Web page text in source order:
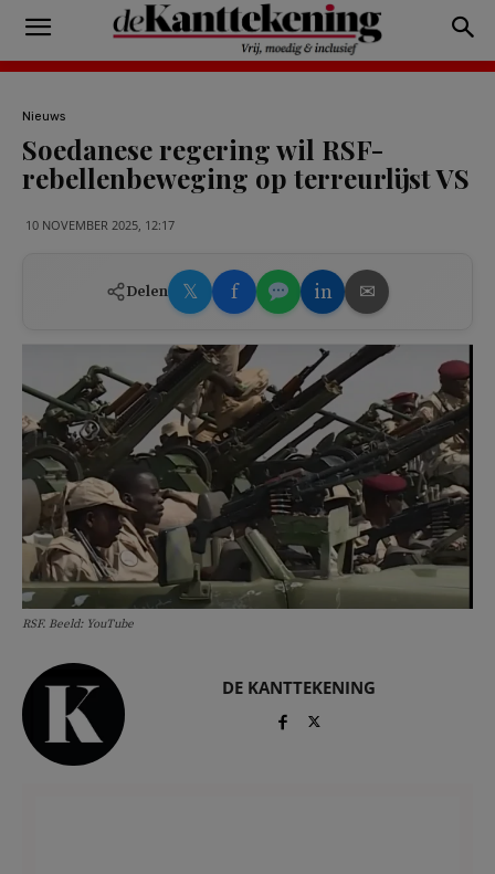
Nieuws
Soedanese regering wil RSF-
rebellenbeweging op terreurlijst VS
10 NOVEMBER 2025, 12:17
Delen 𝕏 f in ✉
RSF. Beeld: YouTube
DE KANTTEKENING